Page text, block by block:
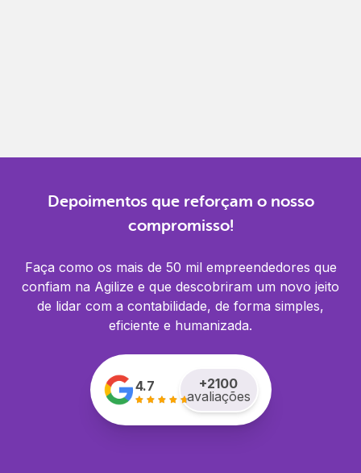
Depoimentos que reforçam o nosso
compromisso!
Faça como os mais de 50 mil empreendedores que
confiam na Agilize e que descobriram um novo jeito
de lidar com a contabilidade, de forma simples,
eficiente e humanizada.
4.7 +2100
avaliações